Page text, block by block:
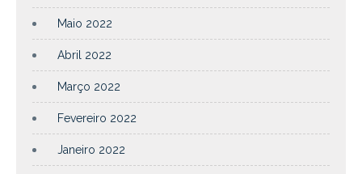
Maio 2022
Abril 2022
Março 2022
Fevereiro 2022
Janeiro 2022